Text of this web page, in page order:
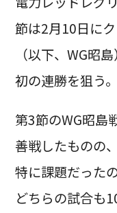
節は2月10日に
（以下、WG昭
初の連勝を狙う。
第3節のWG昭島
善戦したものの
特に課題だった
どちらの試合も